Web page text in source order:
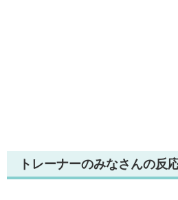
トレーナーのみなさんの反